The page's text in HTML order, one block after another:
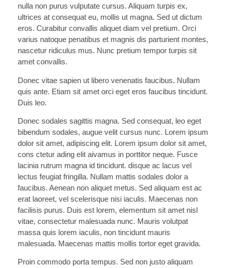
nulla non purus vulputate cursus. Aliquam turpis ex,
ultrices at consequat eu, mollis ut magna. Sed ut dictum
eros. Curabitur convallis aliquet diam vel pretium. Orci
varius natoque penatibus et magnis dis parturient montes,
nascetur ridiculus mus. Nunc pretium tempor turpis sit
amet convallis.
Donec vitae sapien ut libero venenatis faucibus. Nullam
quis ante. Etiam sit amet orci eget eros faucibus tincidunt.
Duis leo.
Donec sodales sagittis magna. Sed consequat, leo eget
bibendum sodales, augue velit cursus nunc. Lorem ipsum
dolor sit amet, adipiscing elit. Lorem ipsum dolor sit amet,
cons ctetur ading elit aivamus in porttitor neque. Fusce
lacinia rutrum magna id tincidunt. disque ac lacus vel
lectus feugiat fringilla. Nullam mattis sodales dolor a
faucibus. Aenean non aliquet metus. Sed aliquam est ac
erat laoreet, vel scelerisque nisi iaculis. Maecenas non
facilisis purus. Duis est lorem, elementum sit amet nisl
vitae, consectetur malesuada nunc. Mauris volutpat
massa quis lorem iaculis, non tincidunt mauris
malesuada. Maecenas mattis mollis tortor eget gravida.
Proin commodo porta tempus. Sed non justo aliquam